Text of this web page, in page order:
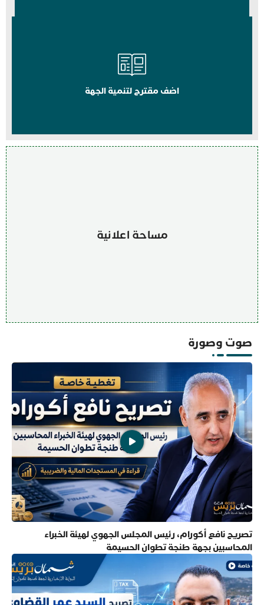
اضف مقترح لتنمية الجهة
مساحة اعلانية
صوت وصورة
تصريح نافع أكورام، رئيس المجلس الجهوي لهيئة الخبراء
المحاسبين بجهة طنجة تطوان الحسيمة